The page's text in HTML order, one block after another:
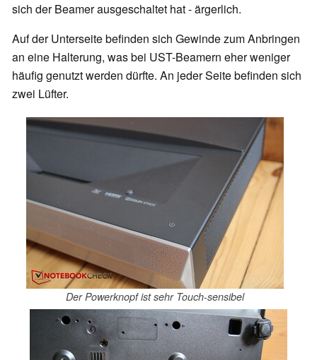
sich der Beamer ausgeschaltet hat - ärgerlich.
Auf der Unterseite befinden sich Gewinde zum Anbringen
an eine Halterung, was bei UST-Beamern eher weniger
häufig genutzt werden dürfte. An jeder Seite befinden sich
zwei Lüfter.
Der Powerknopf ist sehr Touch-sensibel